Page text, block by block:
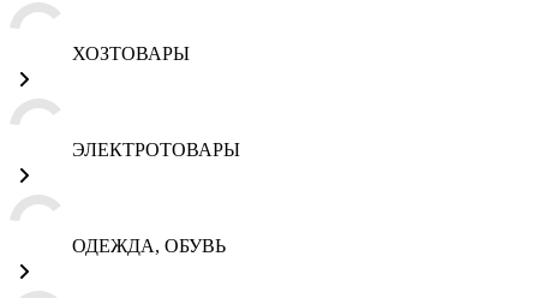
ХОЗТОВАРЫ
ЭЛЕКТРОТОВАРЫ
ОДЕЖДА, ОБУВЬ